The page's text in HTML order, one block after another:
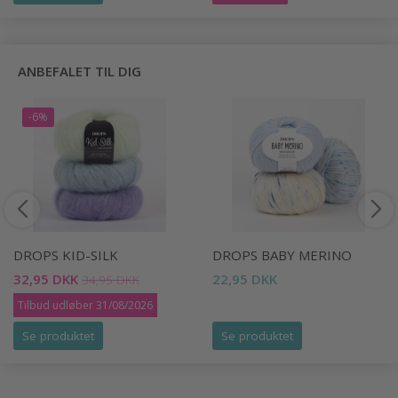
ANBEFALET TIL DIG
-6%
DROPS KID-SILK
32,95 DKK 34,95 DKK
Tilbud udløber 31/08/2026
Se produktet
DROPS BABY MERINO
22,95 DKK
Se produktet